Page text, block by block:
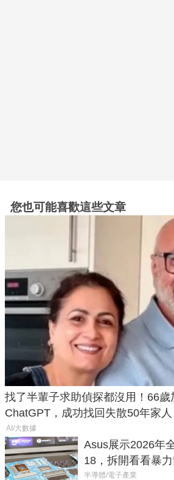
您也可能喜歡這些文章
找了半輩子求助偵探都沒用！66歲
ChatGPT，成功找回失散50年家人
AI/大數據
Asus展示2026年
18，拆開看看暴
半導體/電子產業